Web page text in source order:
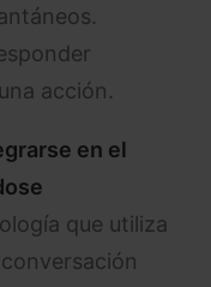
acción.
en el
que utiliza